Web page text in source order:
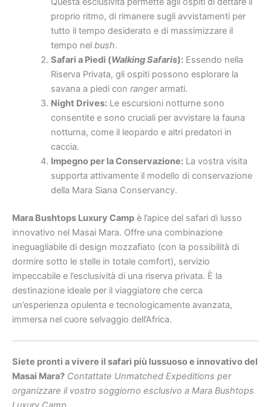
proprio ritmo, di rimanere sugli avvistamenti per
tutto il tempo desiderato e di massimizzare il
tempo nel bush.
Safari a Piedi (Walking Safaris):Essendo nella
Riserva Privata, gli ospiti possono esplorare la
savana a piedi con rangerarmati.
Night Drives:Le escursioni notturne sono
consentite e sono cruciali per avvistare la fauna
notturna, come il leopardo e altri predatori in
caccia.
Impegno per la Conservazione:La vostra visita
supporta attivamente il modello di conservazione
della Mara Siana Conservancy.
Mara Bushtops Luxury Camp è l’apice del safari di lusso
innovativo nel Masai Mara. Offre una combinazione
ineguagliabile di design mozzafiato (con la possibilità di
dormire sotto le stelle in totale comfort), servizio
impeccabile e l’esclusività di una riserva privata. È la
destinazione ideale per il viaggiatore che cerca
un’esperienza opulenta e tecnologicamente avanzata,
immersa nel cuore selvaggio dell’Africa.
Siete pronti a vivere il safari più lussuoso e innovativo del
Masai Mara? Contattate Unmatched Expeditions per
organizzare il vostro soggiorno esclusivo a Mara Bushtops